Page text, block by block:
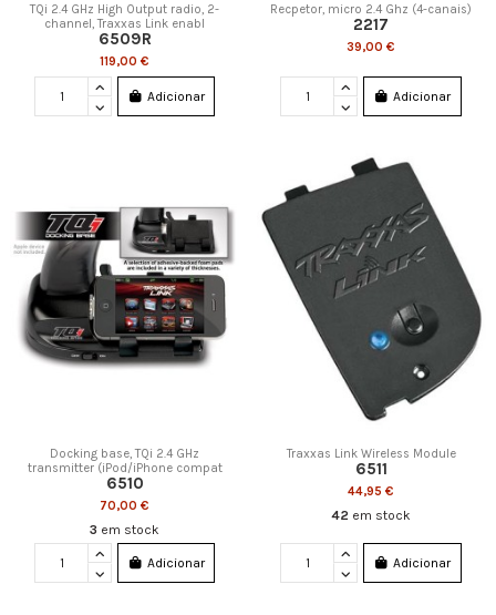
TQi 2.4 GHz High Output radio, 2-
channel, Traxxas Link enabl
6509R
119,00 €
Adicionar
Recpetor, micro 2.4 Ghz (4-canais)
2217
39,00 €
Adicionar
Docking base, TQi 2.4 GHz
transmitter (iPod/iPhone compat
6510
70,00 €
3 em stock
Adicionar
Traxxas Link Wireless Module
6511
44,95 €
42 em stock
Adicionar